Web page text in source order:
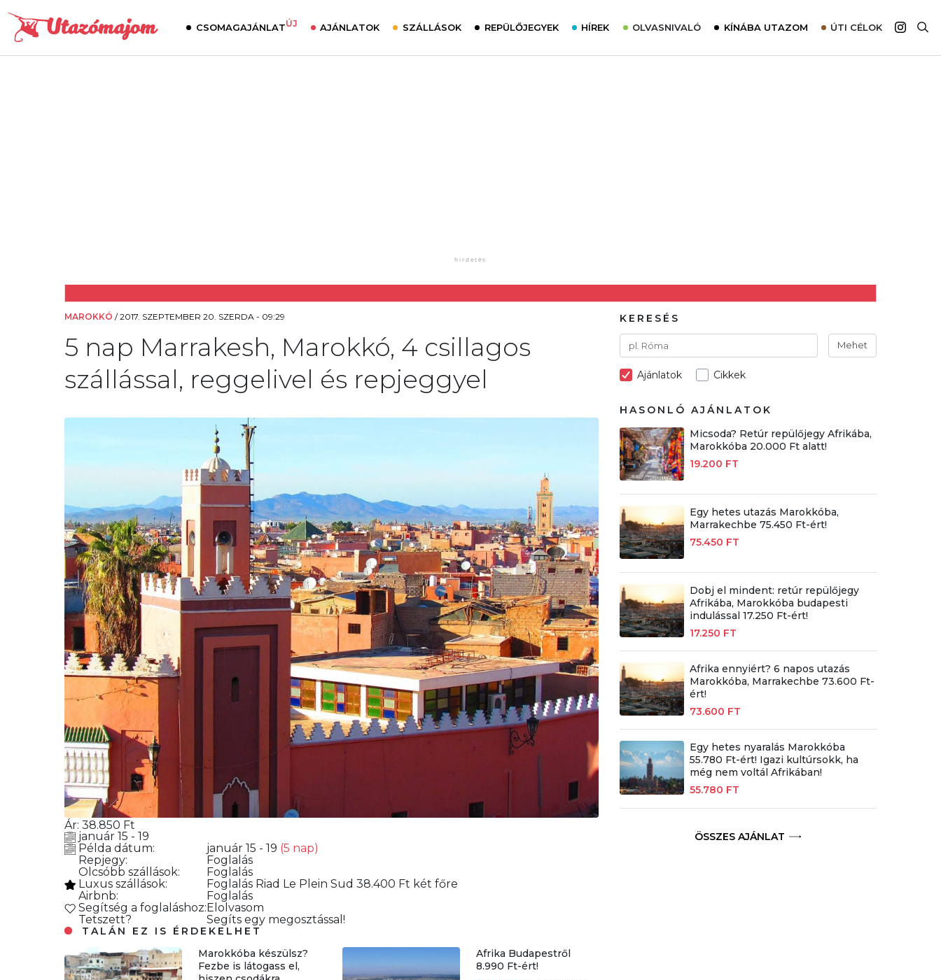
CSOMAGAJÁNLATÚJ AJÁNLATOK SZÁLLÁSOK REPÜLŐJEGYEK HÍREK OLVASNIVALÓ KÍNÁBA UTAZOM ÚTI CÉLOK
MAROKKÓ /2017. SZEPTEMBER 20. SZERDA - 09:29
5 nap Marrakesh, Marokkó, 4 csillagos
szállással, reggelivel és repjeggyel
Ár: 38.850 Ft
január 15 - 19
Példa dátum:
január 15 - 19 (5 nap)
Repjegy:
Foglalás
Olcsóbb szállások:
Foglalás
Luxus szállások:
Foglalás Riad Le Plein Sud 38.400 Ft két főre
Airbnb:
Foglalás
Segítség a foglaláshoz: Elolvasom
Tetszett?
Segíts egy megosztással!
TALÁN EZ IS ÉRDEKELHET
Marokkóba készülsz?
Fezbe is látogass el,
Afrika Budapestről
8.990 Ft-ért!
KERESÉS
Mehet
Ajánlatok Cikkek
HASONLÓ AJÁNLATOK
Micsoda? Retúr repülőjegy Afrikába,
Marokkóba 20.000 Ft alatt!
19.200 FT
Egy hetes utazás Marokkóba,
Marrakechbe 75.450 Ft-ért!
75.450 FT
Dobj el mindent: retúr repülőjegy
Afrikába, Marokkóba budapesti
indulással 17.250 Ft-ért!
17.250 FT
Afrika ennyiért? 6 napos utazás
Marokkóba, Marrakechbe 73.600 Ft-
ért!
73.600 FT
Egy hetes nyaralás Marokkóba
55.780 Ft-ért! Igazi kultúrsokk, ha
még nem voltál Afrikában!
55.780 FT
ÖSSZES AJÁNLAT